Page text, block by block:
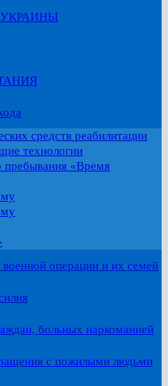
УКРАИНЫ
средств реабилитации
технологии
пребывания «Время
военной операции и их семей
больных наркоманией
с пожилыми людьми